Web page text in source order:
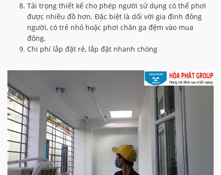
Tải trọng thiết kế cho phép người sử dụng có thể phơi
được nhiều đồ hơn. Đặc biệt là dối với gia đình đông
người, có trẻ nhỏ hoặc phơi chăn ga đệm vào mua
đông.
Chi phí lắp đặt rẻ, lắp đặt nhanh chóng